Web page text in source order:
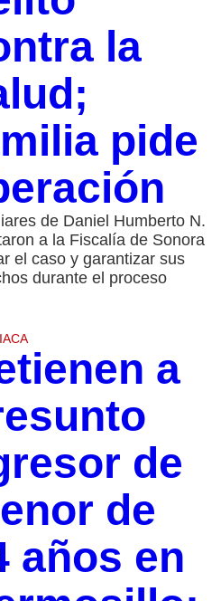
la
pide
de Daniel Humberto N.
a la Fiscalía de Sonora
el caso y garantizar sus
durante el proceso
a
de
de
años en